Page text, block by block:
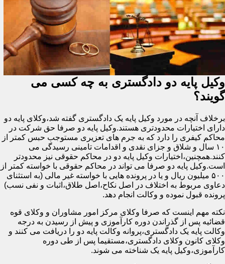
وکیل پایه دو دادگستری به چه کسی می
گویند؟
برخلاف آنچه در مورد وکیل پایه یک دادگستری گفته شد،وکلای پایه دو
دارای اختیارات محدودتری هستند.وکیل پایه دو صرفا حق شرکت در
محاکم کیفری را دارد که به جرم های تعزیری مستوجب حبس کمتر از
۱۰ سال و شلاق و جزای نقدی و اقدامات تامینی رسیدگی می
کنند.همچنین،اختیارات وکیل پایه دو در محاکم حقوقی نیز محدودتر
است.وکیل پایه دو صرفا می تواند در محاکم حقوقی با خواسته کمتر از
۵۰۰ میلیون ریال و یا در پرونده هایی با خواسته غیر مالی (به استثنای
دعاوی مربوط به اختلاف در اصل نکاح،اصل طلاق،اثبات و نفی نسب)
پرونده قبول نموده و وکالت انجام دهد.
نکته مهم اینست که صرفا وکلای مرکز امور مشاوران و وکلای قوه
قضائیه پس از گذراندن دوره کارآموزی و پیش از رسیدن به درجه
وکالت پایه یک دادگستری،پروانه وکالت پایه دو را دریافت می کنند و
وکلای کانون وکلای دادگستری،مستقیما پس از طی دوره
کارآموزی،وکیل پایه یک شناخته می شوند.